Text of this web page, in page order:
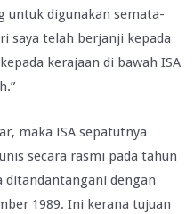
untuk digunakan semata-
saya telah berjanji kepada
kerajaan di bawah ISA
maka ISA sepatutnya
secara rasmi pada tahun
ditandantangani dengan
1989. Ini kerana tujuan